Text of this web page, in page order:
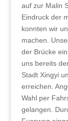
auf zur Malin
Eindruck der
konnten wir
machen.
der Brücke
uns bereits
Stadt Xingyi
erreichen.
Wahl per
gelangen.